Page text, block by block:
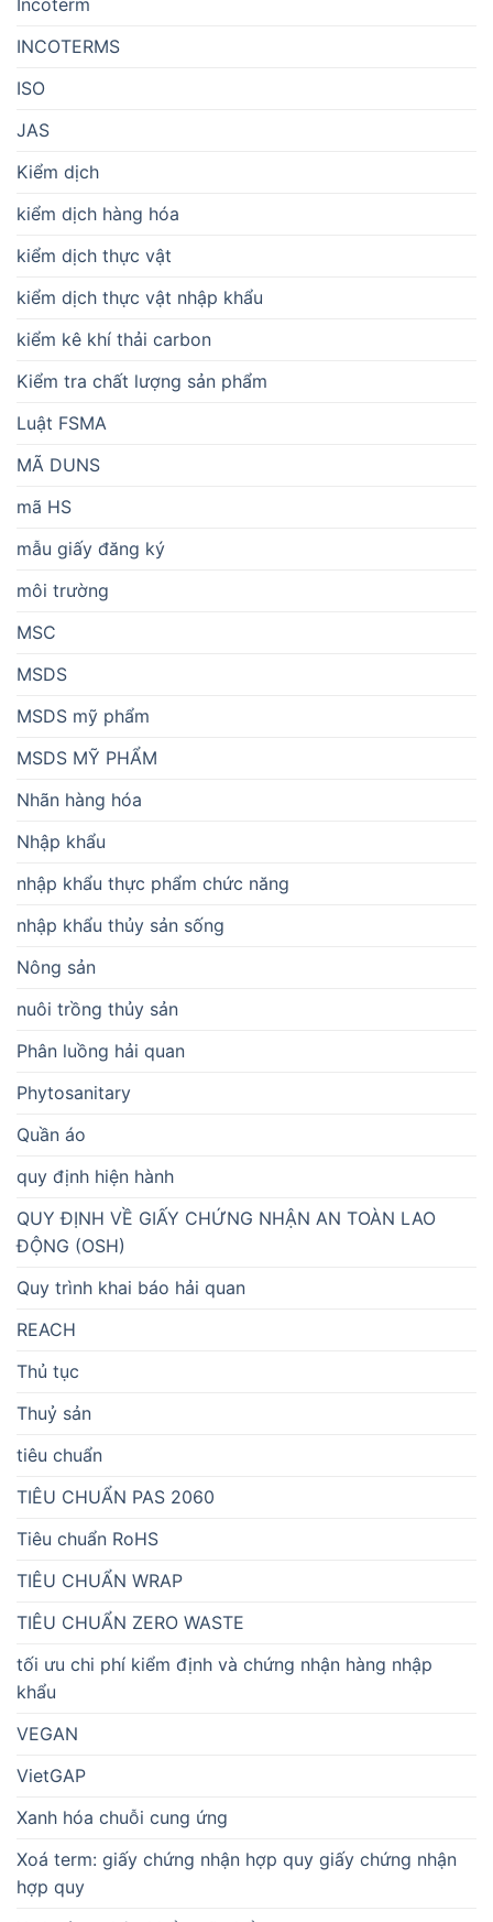
Incoterm
INCOTERMS
ISO
JAS
Kiểm dịch
kiểm dịch hàng hóa
kiểm dịch thực vật
kiểm dịch thực vật nhập khẩu
kiểm kê khí thải carbon
Kiểm tra chất lượng sản phẩm
Luật FSMA
MÃ DUNS
mã HS
mẫu giấy đăng ký
môi trường
MSC
MSDS
MSDS mỹ phẩm
MSDS MỸ PHẨM
Nhãn hàng hóa
Nhập khẩu
nhập khẩu thực phẩm chức năng
nhập khẩu thủy sản sống
Nông sản
nuôi trồng thủy sản
Phân luồng hải quan
Phytosanitary
Quần áo
quy định hiện hành
QUY ĐỊNH VỀ GIẤY CHỨNG NHẬN AN TOÀN LAO
ĐỘNG (OSH)
Quy trình khai báo hải quan
REACH
Thủ tục
Thuỷ sản
tiêu chuẩn
TIÊU CHUẨN PAS 2060
Tiêu chuẩn RoHS
TIÊU CHUẨN WRAP
TIÊU CHUẨN ZERO WASTE
tối ưu chi phí kiểm định và chứng nhận hàng nhập
khẩu
VEGAN
VietGAP
Xanh hóa chuỗi cung ứng
Xoá term: giấy chứng nhận hợp quy giấy chứng nhận
hợp quy